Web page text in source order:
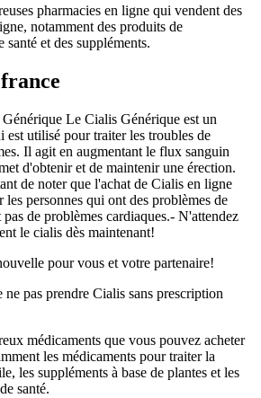
pharmacies en ligne qui vendent des
notamment des produits de
santé et des suppléments.
Le Cialis Générique est un
est utilisé pour traiter les troubles de
Il agit en augmentant le flux sanguin
d'obtenir et de maintenir une érection.
de noter que l'achat de Cialis en ligne
les personnes qui ont des problèmes de
de problèmes cardiaques.- N'attendez
le cialis dès maintenant!
pour vous et votre partenaire!
pas prendre Cialis sans prescription
médicaments que vous pouvez acheter
les médicaments pour traiter la
les suppléments à base de plantes et les
santé.